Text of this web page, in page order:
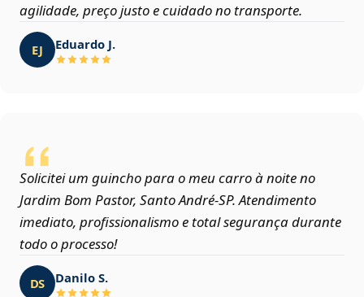
agilidade, preço justo e cuidado no transporte.
EJ Eduardo J.
Solicitei um guincho para o meu carro à noite no
Jardim Bom Pastor, Santo André‑SP. Atendimento
imediato, profissionalismo e total segurança durante
todo o processo!
DS Danilo S.